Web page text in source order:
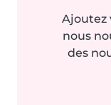
Ajoutez
nous
des